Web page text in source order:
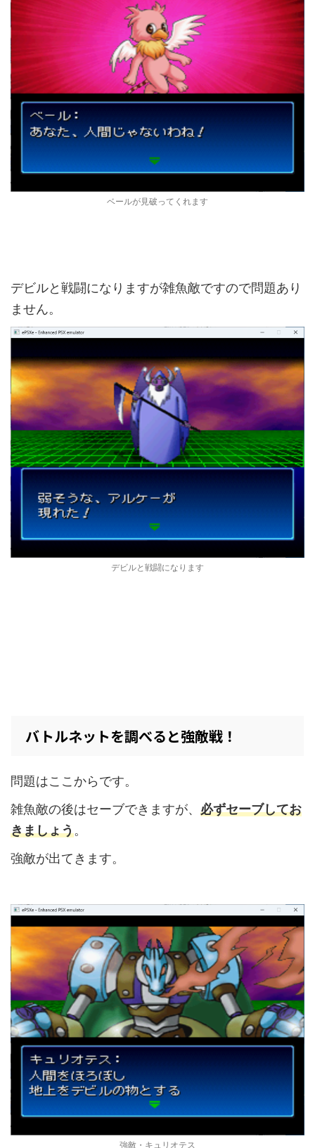
ベールが見破ってくれます
デビルと戦闘になりますが雑魚敵ですので問題あり
ません。
デビルと戦闘になります
バトルネットを調べると強敵戦！
問題はここからです。
雑魚敵の後はセーブできますが、 必ずセーブしてお
きましょう。
強敵が出てきます。
強敵・キュリオテス